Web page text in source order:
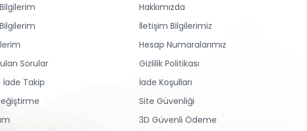
Sorular
İade Takip
Hakkımızda
İletişim Bilgilerimiz
Hesap Numaralarımız
Gizlilik Politikası
İade Koşulları
Site Güvenliği
3D Güvenli Ödeme